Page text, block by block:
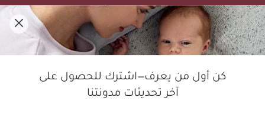
تنزيلات الصيف! تسوقي الأفضل مبيعًا بخصم لغاية 50%.
الحمل
كن أول من يعرف—اشترك للحصول على
آخر تحديثات مدونتنا